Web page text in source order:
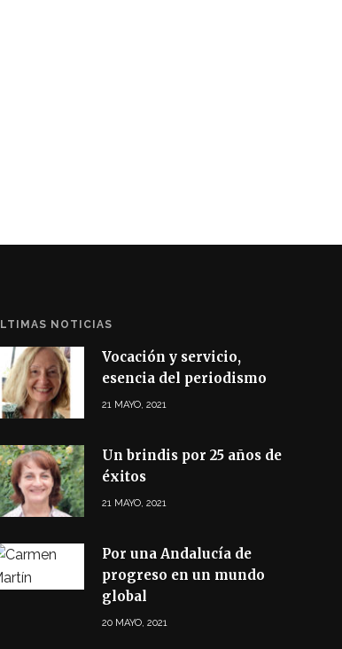
NOTICIAS
Vocación y servicio,
esencia del periodismo
21 MAYO, 2021
Un brindis por 25 años de
éxitos
21 MAYO, 2021
Por una Andalucía de
progreso en un mundo
global
20 MAYO, 2021